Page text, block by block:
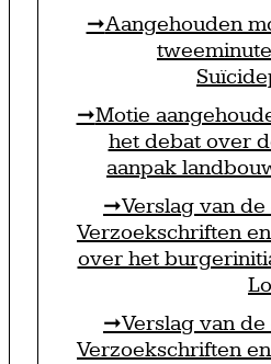
Aangehouden
Motie
het debat over
aanpak
Verslag van
Verzoekschriften
over het
Verslag van
Verzoekschriften